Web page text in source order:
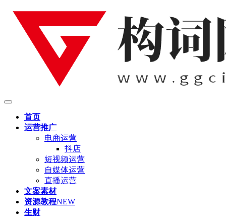
首页
运营推广
电商运营
抖店
短视频运营
自媒体运营
直播运营
文案素材
资源教程NEW
生财